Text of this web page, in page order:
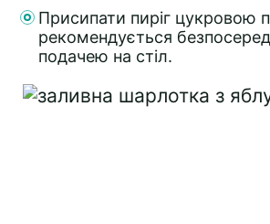
Присипати пиріг цукровою
рекомендується
подачею на стіл.